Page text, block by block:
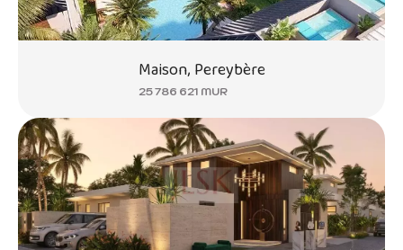
Maison, Pereybère
25 786 621 MUR